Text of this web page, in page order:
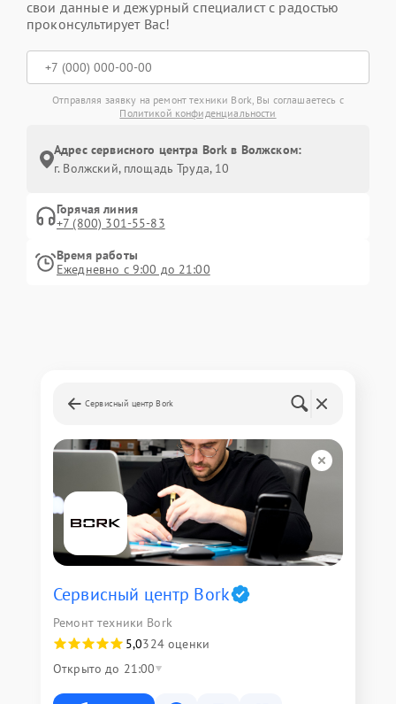
свои данные и дежурный специалист с радостью
проконсультирует Вас!
Отправляя заявку на ремонт техники Bork, Вы соглашаетесь с
Политикой конфиденциальности
Адрес сервисного центра Bork в Волжском:
г. Волжский, площадь Труда, 10
Горячая линия
+7 (800) 301-55-83
Время работы
Ежедневно с 9:00 до 21:00
Сервисный центр Bork
Сервисный центр Bork
Ремонт техники Bork
5,0324 оценки
Открыто до 21:00